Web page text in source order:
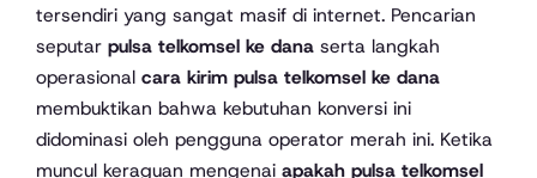
tersendiri yang sangat masif di internet. Pencarian
seputar pulsa telkomsel ke dana serta langkah
operasional cara kirim pulsa telkomsel ke dana
membuktikan bahwa kebutuhan konversi ini
didominasi oleh pengguna operator merah ini. Ketika
muncul keraguan mengenai apakah pulsa telkomsel